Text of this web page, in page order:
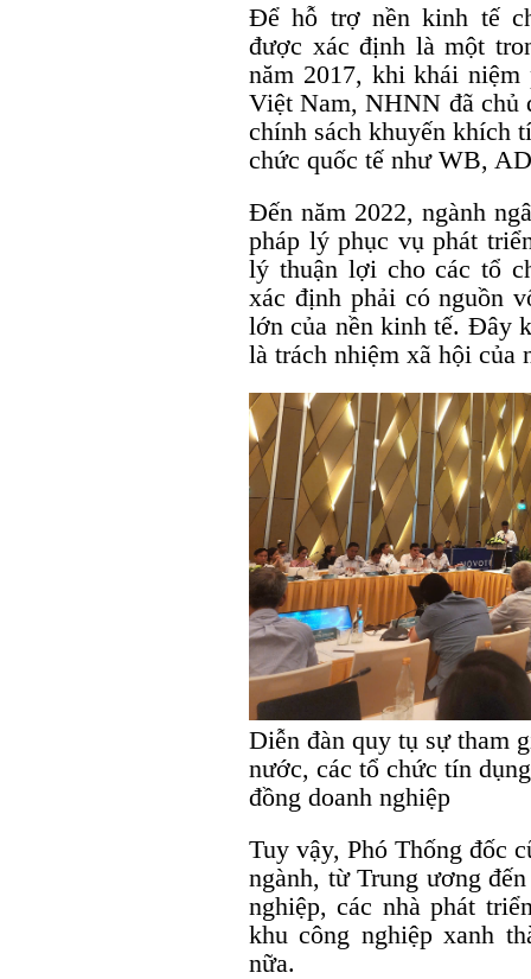
Để hỗ trợ nền kinh tế
được xác định là một
năm 2017, khi khái
Việt Nam, NHNN đã chủ
chính sách khuyến khích
chức quốc tế như WB,
Đến năm 2022, ngành
pháp lý phục vụ phát
lý thuận lợi cho các tổ
xác định phải có nguồn
lớn của nền kinh tế. Đây
là trách nhiệm xã hội của
Diễn đàn quy tụ sự tham
nước, các tổ chức tín
đồng doanh nghiệp
Tuy vậy, Phó Thống đốc
ngành, từ Trung ương
nghiệp, các nhà phát
khu công nghiệp xanh
nữa.